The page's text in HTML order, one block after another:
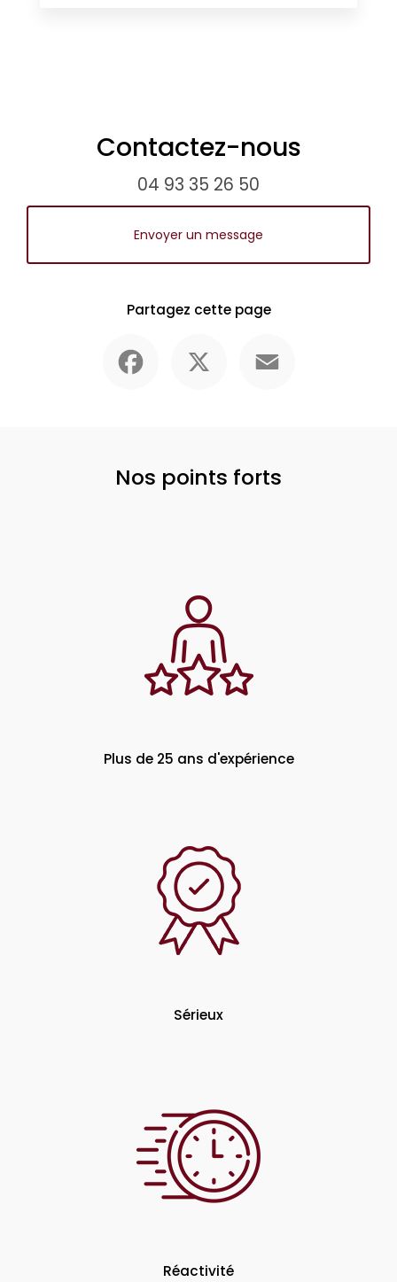
Contactez-nous
04 93 35 26 50
Envoyer un message
Partagez cette page
Nos points forts
Plus de 25 ans d'expérience
Sérieux
Réactivité